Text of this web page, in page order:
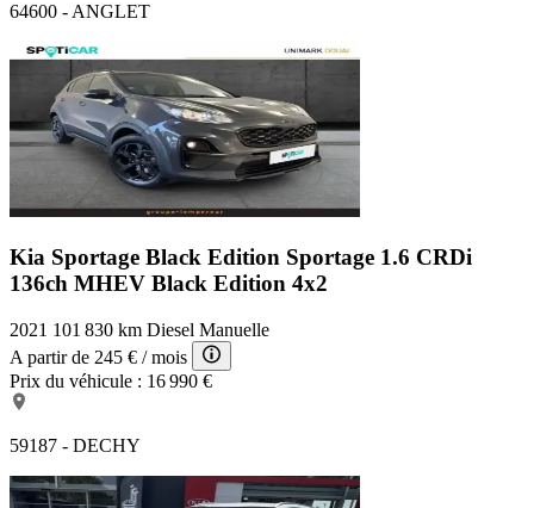
64600 - ANGLET
Kia Sportage Black Edition Sportage 1.6 CRDi
136ch MHEV Black Edition 4x2
2021 101 830 km Diesel Manuelle
A partir de 245 € / mois
Prix du véhicule : 16 990 €
59187 - DECHY